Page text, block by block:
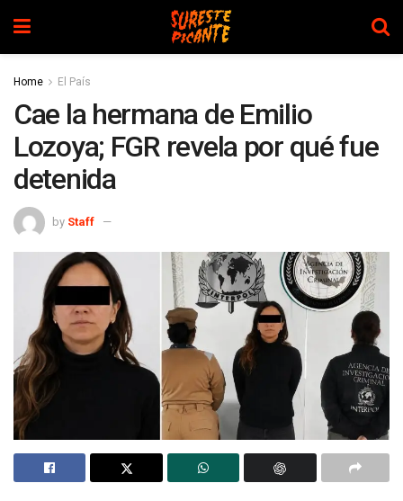
Home El País
Cae la hermana de Emilio
Lozoya; FGR revela por qué fue
detenida
by Staff